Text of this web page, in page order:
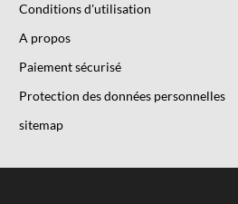
Conditions d'utilisation
A propos
Paiement sécurisé
Protection des données personnelles
sitemap